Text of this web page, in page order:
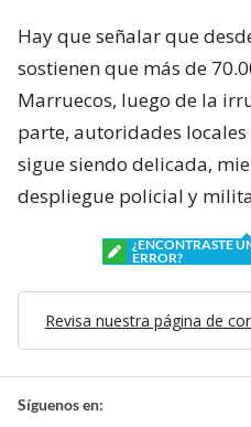
Hay que señalar que
sostienen que más de
Marruecos, luego de la
parte, autoridades
sigue siendo delicada,
despliegue policial y
¿ENCONTRASTE
ERROR?
Revisa nuestra página de
Síguenos en: